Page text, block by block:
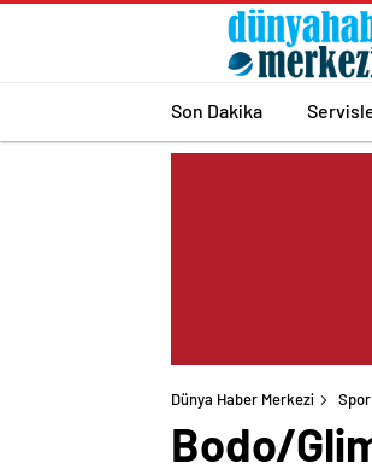
Son Dakika
Dünya Haber Merkezi Spor
Bodo/